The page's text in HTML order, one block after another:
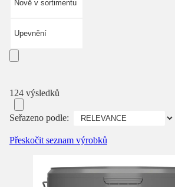
Nově v sortimentu
Upevnění
124 výsledků
Seřazeno podle:
Přeskočit seznam výrobků